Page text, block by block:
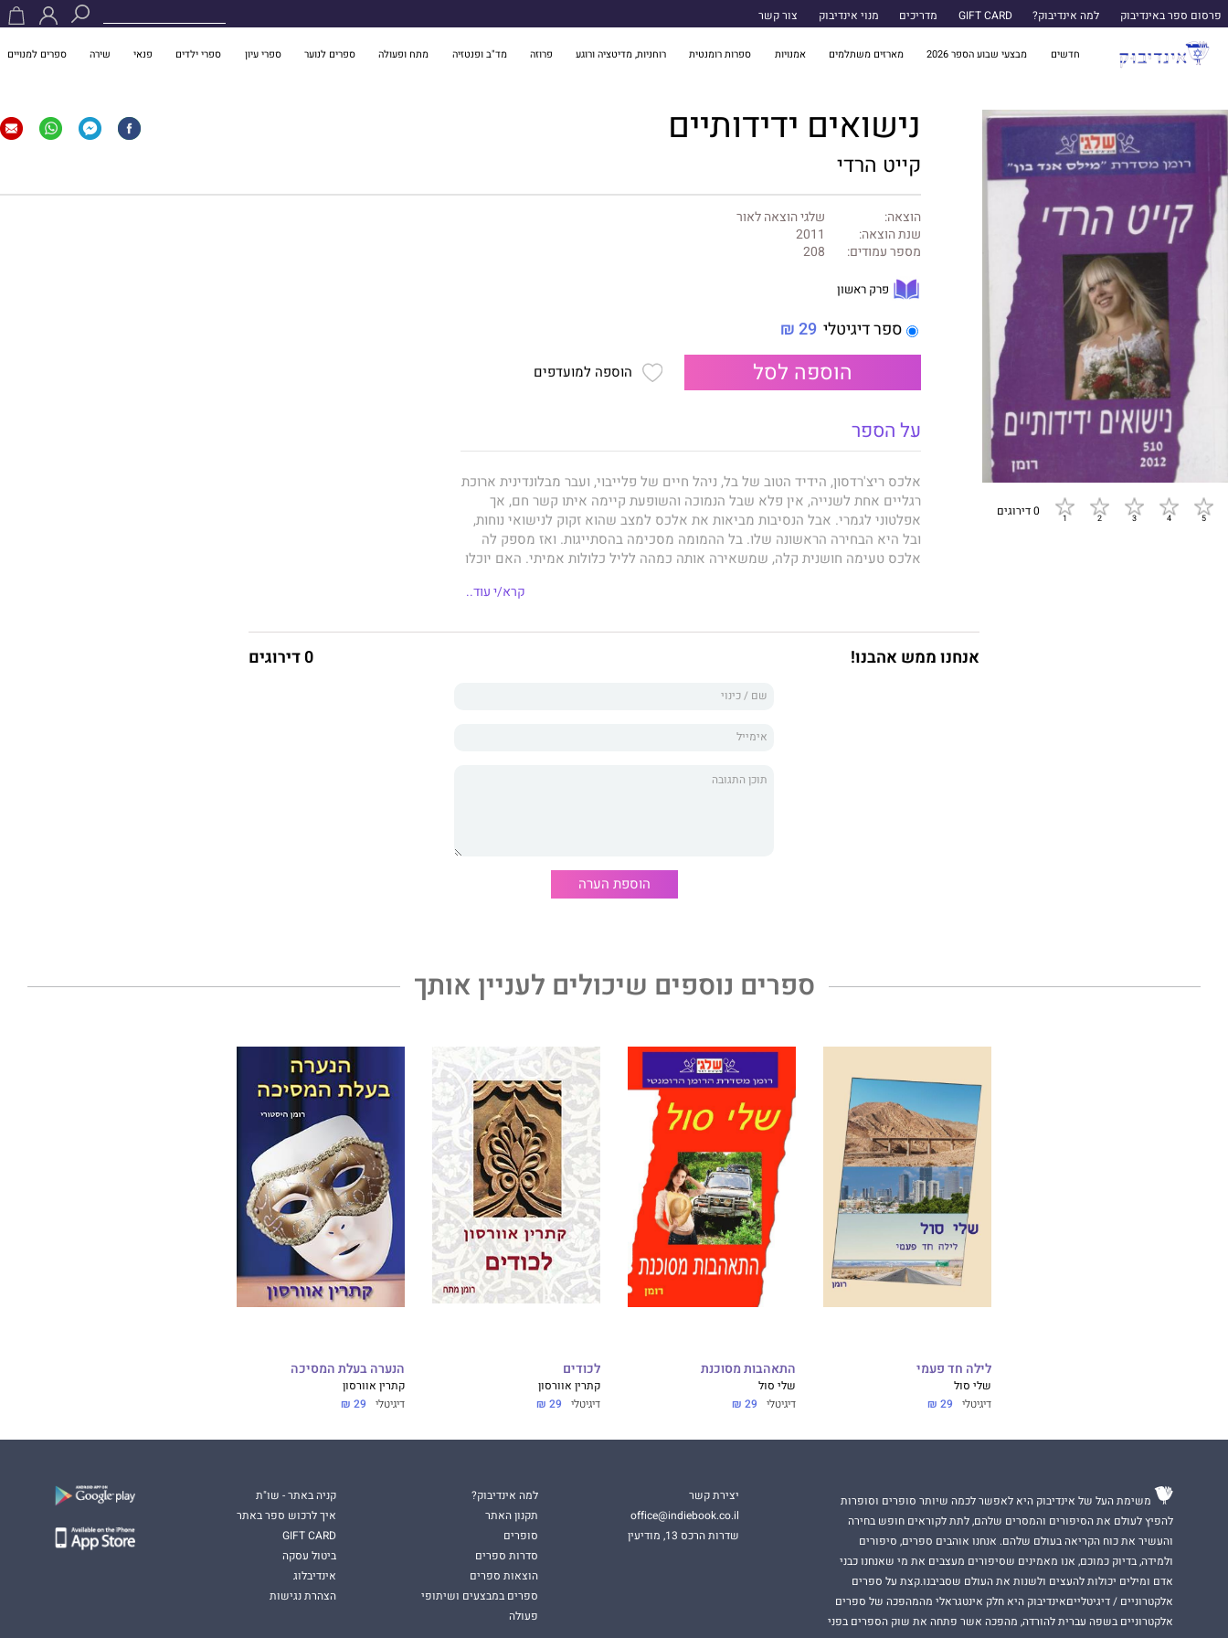
פרסום ספר באינדיבוק למה אינדיבוק? GIFT CARD מדריכים מנוי אינדיבוק צור קשר
חדשים מבצעי שבוע הספר 2026 מארזים משתלמים אמנויות ספרות רומנטית רוחניות, מדיטציה ורוגע פרוזה מד"ב ופנטזיה מתח ופעולה ספרים לנוער ספרי עיון ספרי ילדים פנאי שירה ספרים למנויים
0 דירוגים
נישואים ידידותיים
קייט הרדי
הוצאה:
שלגי הוצאה לאור
שנת הוצאה:
2011
מספר עמודים:
208
פרק ראשון
ספר דיגיטלי 29 ₪
הוספה לסל הוספה למועדפים
על הספר
אלכס ריצ'רדסון, הידיד הטוב של בל, ניהל חיים של פלייבוי, ועבר מבלונדינית ארוכת
רגליים אחת לשנייה, אין פלא שבל הנמוכה והשופעת קיימה איתו קשר חם, אך
אפלטוני לגמרי. אבל הנסיבות מביאות את אלכס למצב שהוא זקוק לנישואי נוחות,
ובל היא הבחירה הראשונה שלו. בל ההמומה מסכימה בהסתייגות. ואז מספק לה
אלכס טעימה חושנית קלה, שמשאירה אותה כמהה לליל כלולות אמיתי. האם יוכלו
קרא/י עוד..
אנחנו ממש אהבנו! 0 דירוגים
הוספת הערה
ספרים נוספים שיכולים לעניין אותך
לילה חד פעמי
שלי סול
דיגיטלי 29 ₪
התאהבות מסוכנת
שלי סול
דיגיטלי 29 ₪
לכודים
קתרין אוורסון
דיגיטלי 29 ₪
הנערה בעלת המסיכה
קתרין אוורסון
דיגיטלי 29 ₪
משימת העל של אינדיבוק היא לאפשר לכמה שיותר סופרים וסופרות
להפיץ לעולם את הסיפורים והמסרים שלהם, לתת לקוראים חופש בחירה
והעשיר את כוח הקריאה בעולם שלהם. אנחנו אוהבים ספרים, סיפורים
ולמידה, בדיוק כמוכם, אנו מאמינים שסיפורים מעצבים את מי שאנחנו כבני
אדם ומילים יכולות להעצים ולשנות את העולם שסביבנו.קצת על ספרים
אלקטרוניים / דיגיטלייםאינדיבוק היא חלק אינטגראלי מהמהפכה של ספרים
אלקטרוניים בשפה עברית להורדה, מהפכה אשר פתחה את שוק הספרים בפני
יצירת קשר
office@indiebook.co.il
שדרות הרכס 13, מודיעין
למה אינדיבוק?
תקנון האתר
סופרים
סדרות ספרים
הוצאות ספרים
ספרים במבצעים ושיתופי
פעולה
קניה באתר - שו"ת
איך לרכוש ספר באתר
GIFT CARD
ביטול עסקה
אינדיבלוג
הצהרת נגישות